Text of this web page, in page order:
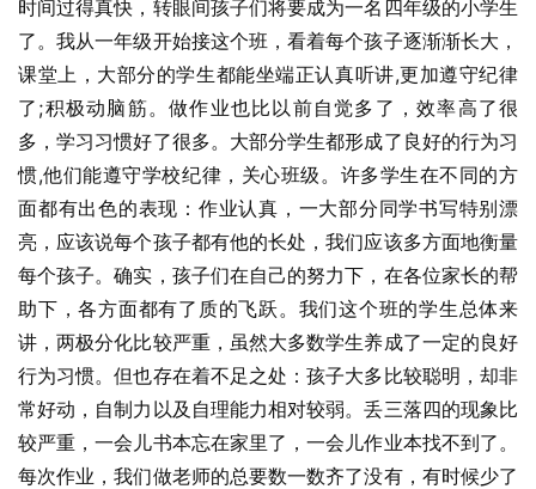
时间过得真快，转眼间孩子们将要成为一名四年级的小学生
了。我从一年级开始接这个班，看着每个孩子逐渐渐长大，
课堂上，大部分的学生都能坐端正认真听讲,更加遵守纪律
了;积极动脑筋。做作业也比以前自觉多了，效率高了很
多，学习习惯好了很多。大部分学生都形成了良好的行为习
惯,他们能遵守学校纪律，关心班级。许多学生在不同的方
面都有出色的表现：作业认真，一大部分同学书写特别漂
亮，应该说每个孩子都有他的长处，我们应该多方面地衡量
每个孩子。确实，孩子们在自己的努力下，在各位家长的帮
助下，各方面都有了质的飞跃。我们这个班的学生总体来
讲，两极分化比较严重，虽然大多数学生养成了一定的良好
行为习惯。但也存在着不足之处：孩子大多比较聪明，却非
常好动，自制力以及自理能力相对较弱。丢三落四的现象比
较严重，一会儿书本忘在家里了，一会儿作业本找不到了。
每次作业，我们做老师的总要数一数齐了没有，有时候少了